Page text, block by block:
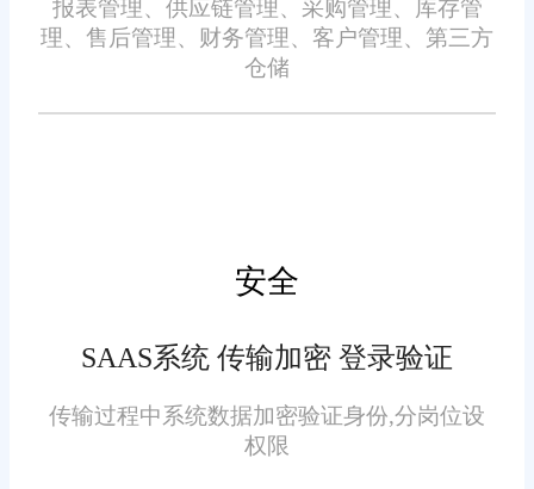
系统提供丰富的数据报表和
分析工具，涵盖销售趋势、库存
周转、客户行为等多维度数据。
良好的客户服务与技术支持
旺店通提供优质的客户服务
与技术支持，无论是初次使用还
是后续维护，用户在使用过程中
报表管理、供应链管理、采购管理、库存管
理、售后管理、财务管理、客户管理、第三方
仓储
安全
SAAS系统 传输加密 登录验证
传输过程中系统数据加密验证身份,分岗位设
权限